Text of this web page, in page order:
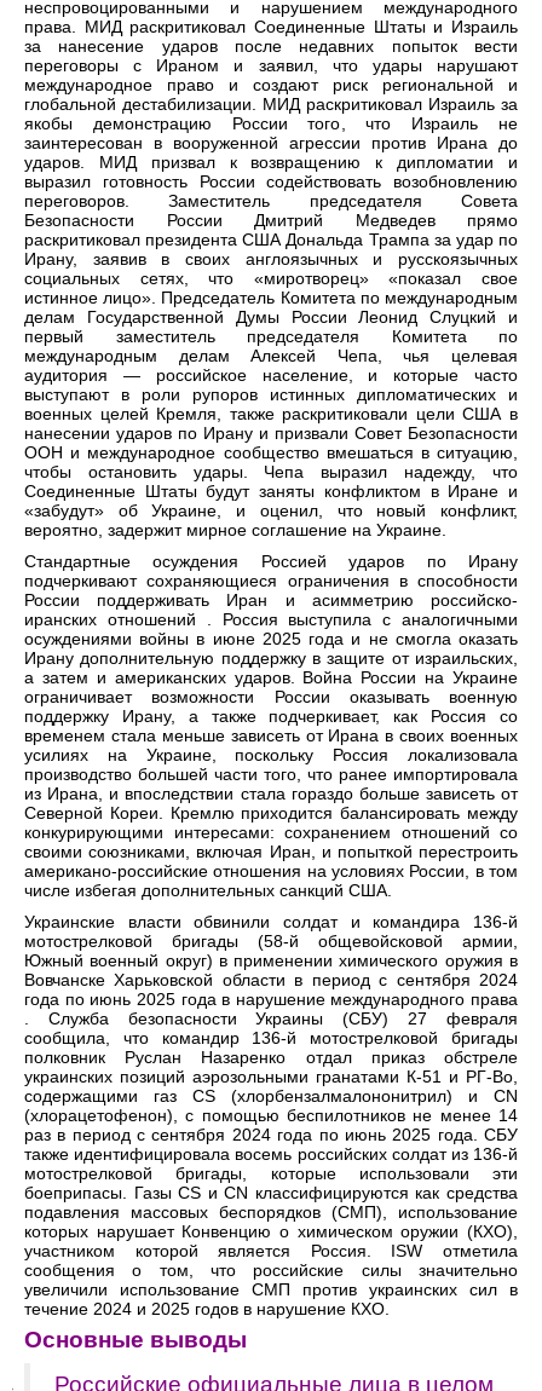
неспровоцированными и нарушением международного
права. МИД раскритиковал Соединенные Штаты и Израиль
за нанесение ударов после недавних попыток вести
переговоры с Ираном и заявил, что удары нарушают
международное право и создают риск региональной и
глобальной дестабилизации. МИД раскритиковал Израиль за
якобы демонстрацию России того, что Израиль не
заинтересован в вооруженной агрессии против Ирана до
ударов. МИД призвал к возвращению к дипломатии и
выразил готовность России содействовать возобновлению
переговоров. Заместитель председателя Совета
Безопасности России Дмитрий Медведев прямо
раскритиковал президента США Дональда Трампа за удар по
Ирану, заявив в своих англоязычных и русскоязычных
социальных сетях, что «миротворец» «показал свое
истинное лицо». Председатель Комитета по международным
делам Государственной Думы России Леонид Слуцкий и
первый заместитель председателя Комитета по
международным делам Алексей Чепа, чья целевая
аудитория — российское население, и которые часто
выступают в роли рупоров истинных дипломатических и
военных целей Кремля, также раскритиковали цели США в
нанесении ударов по Ирану и призвали Совет Безопасности
ООН и международное сообщество вмешаться в ситуацию,
чтобы остановить удары. Чепа выразил надежду, что
Соединенные Штаты будут заняты конфликтом в Иране и
«забудут» об Украине, и оценил, что новый конфликт,
вероятно, задержит мирное соглашение на Украине.
Стандартные осуждения Россией ударов по Ирану
подчеркивают сохраняющиеся ограничения в способности
России поддерживать Иран и асимметрию российско-
иранских отношений . Россия выступила с аналогичными
осуждениями войны в июне 2025 года и не смогла оказать
Ирану дополнительную поддержку в защите от израильских,
а затем и американских ударов. Война России на Украине
ограничивает возможности России оказывать военную
поддержку Ирану, а также подчеркивает, как Россия со
временем стала меньше зависеть от Ирана в своих военных
усилиях на Украине, поскольку Россия локализовала
производство большей части того, что ранее импортировала
из Ирана, и впоследствии стала гораздо больше зависеть от
Северной Кореи. Кремлю приходится балансировать между
конкурирующими интересами: сохранением отношений со
своими союзниками, включая Иран, и попыткой перестроить
американо-российские отношения на условиях России, в том
числе избегая дополнительных санкций США.
Украинские власти обвинили солдат и командира 136-й
мотострелковой бригады (58-й общевойсковой армии,
Южный военный округ) в применении химического оружия в
Вовчанске Харьковской области в период с сентября 2024
года по июнь 2025 года в нарушение международного права
. Служба безопасности Украины (СБУ) 27 февраля
сообщила, что командир 136-й мотострелковой бригады
полковник Руслан Назаренко отдал приказ обстреле
украинских позиций аэрозольными гранатами К-51 и РГ-Во,
содержащими газ CS (хлорбензалмалононитрил) и CN
(хлорацетофенон), с помощью беспилотников не менее 14
раз в период с сентября 2024 года по июнь 2025 года. СБУ
также идентифицировала восемь российских солдат из 136-й
мотострелковой бригады, которые использовали эти
боеприпасы. Газы CS и CN классифицируются как средства
подавления массовых беспорядков (СМП), использование
которых нарушает Конвенцию о химическом оружии (КХО),
участником которой является Россия. ISW отметила
сообщения о том, что российские силы значительно
увеличили использование СМП против украинских сил в
течение 2024 и 2025 годов в нарушение КХО.
Основные выводы
Российские официальные лица в целом